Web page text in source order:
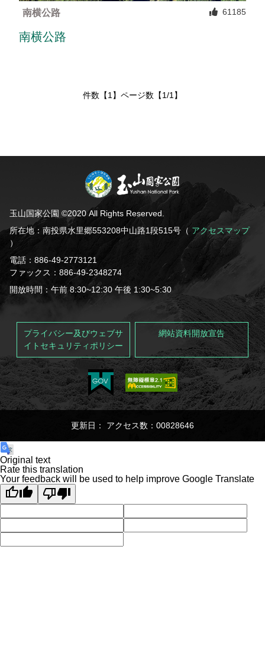
南横公路 61185
南横公路
件数【1】ページ数【1/1】
玉山国家公園 ©2020 All Rights Reserved.
所在地：南投県水里郷553208中山路1段515号（ アクセスマップ
）
電話：886-49-2773121
ファックス：886-49-2348274
開放時間：午前 8:30~12:30 午後 1:30~5:30
プライバシー及びウェブサ
イトセキュリティポリシー
網站資料開放宣告
更新日： アクセス数：00828646
Original text
Rate this translation
Your feedback will be used to help improve Google Translate